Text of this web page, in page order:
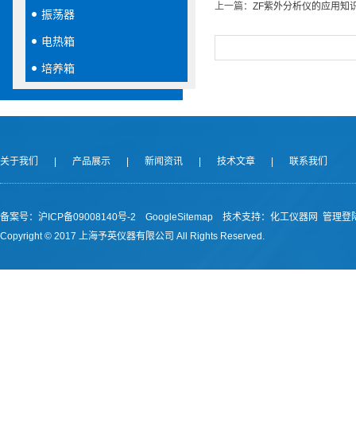
振荡器
电热箱
培养箱
上一篇： ZF紫外分析仪的应用知
关于我们 产品展示 新闻资讯 技术文章 联系我们
备案号：沪ICP备09008140号-2 GoogleSitemap 技术支持： 化工仪器网 管理登
Copyright © 2017 上海予英仪器有限公司 All Rights Reserved.